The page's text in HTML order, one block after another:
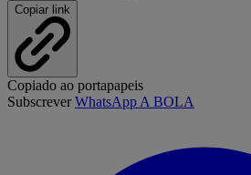
Copiar link
Copiado ao portapapeis
SubscreverWhatsApp A BOLA